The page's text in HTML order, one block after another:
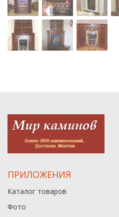
ПРИЛОЖЕНИЯ
Каталог товаров
Фото